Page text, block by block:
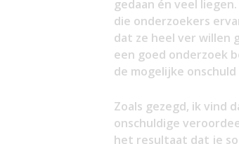
gedaan én veel
die onderzoekers
dat ze heel ver willen
een goed onderzoek
de mogelijke
Zoals gezegd, ik vind
onschuldige
het resultaat dat je